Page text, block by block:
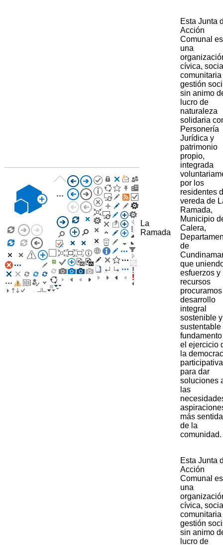
La
Ramada
​Esta Junta
Acción
Comunal es
una
cívica,
comunitaria
gestión
sin animo
lucro de
naturaleza
solidaria
Personería
Jurídica y
patrimonio
propio,
integrada
por los
residentes
vereda de
Ramada,
Municipio
Calera,
de
que
esfuerzos y
recursos
desarrollo
integral
sostenible y
sustentable
el ejercicio
la
para dar
soluciones
las
más
de la
comunidad.
​Esta Junta
Acción
Comunal es
una
cívica,
comunitaria
gestión
sin animo
lucro de